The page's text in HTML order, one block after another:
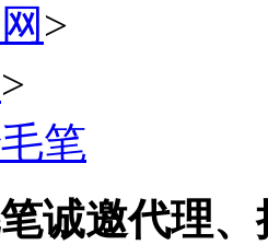
>
>
笔
诚邀代理、